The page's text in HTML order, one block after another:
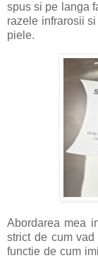
spus si pe langa
razele infrarosii
piele.
Abordarea mea
strict de cum
functie de cum